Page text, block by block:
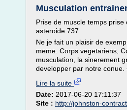
Musculation
Prise de muscle temps
asteroide 737
Ne je fait un plaisir de
meme. Corps vegetariens,
musculation, la sinerement
developper par notre conue.
Lire la suite
Date: 2017-06-20 17:11:37
Site : http://johnston-